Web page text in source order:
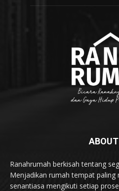
Ranahrumah berkisah tentang
Menjadikan rumah tempat paling
senantiasa mengikuti setiap